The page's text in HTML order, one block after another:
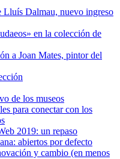
Lluís Dalmau, nuevo ingreso
en la colección de
a Joan Mates, pintor del
de los museos
para conectar con los
2019: un repaso
abiertos por defecto
y cambio (en menos